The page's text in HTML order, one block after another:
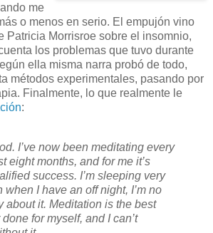
me
o menos en serio. El empujón vino
Patricia Morrisroe sobre el insomnio,
los problemas que tuvo durante
ella misma narra probó de todo,
métodos experimentales, pasando por
Finalmente, lo que realmente le
:
I’ve now been meditating every
eight months, and for me it’s
success. I’m sleeping very
when I have an off night, I’m no
about it. Meditation is the best
done for myself, and I can’t